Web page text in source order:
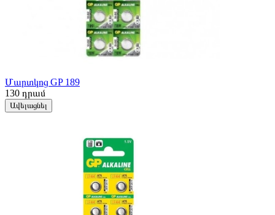
Մարտկոց GP 189
130 դրամ
Ավելացնել